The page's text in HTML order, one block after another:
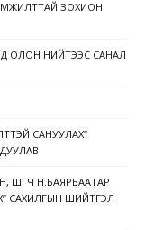
ЗОХИОН
ОЛОН НИЙТЭЭС САНАЛ
САНУУЛАХ”
ШҮҮГЧ Н.БАЯРБААТАР
САХИЛГЫН ШИЙТГЭЛ